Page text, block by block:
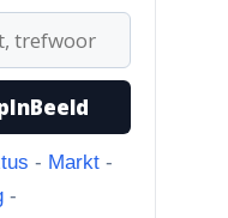
- Markt -
-